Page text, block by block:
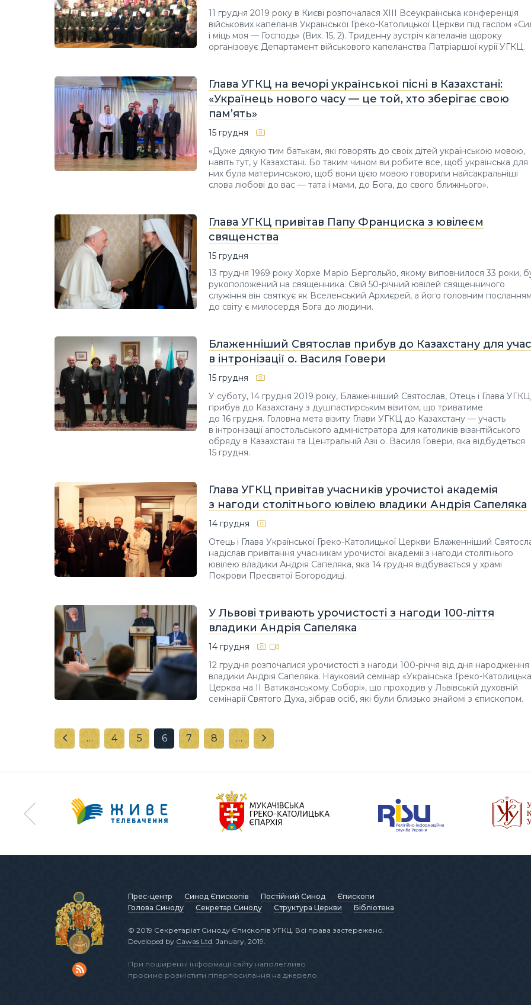
11 грудня 2019 року в Києві розпочалася ХІІІ Всеукраїнська конференція
військових капеланів Української Греко-Католицької Церкви під гаслом
і міць моя — Господь» (Вих. 15, 2). Триденну зустріч капеланів щороку
організовує Департамент військового капеланства Патріаршої курії УГКЦ.
Глава УГКЦ на вечорі української пісні в Казахстані:
«Українець нового часу — це той, хто зберігає свою
пам’ять»
15 грудня
«Дуже дякую тим батькам, які говорять до своїх дітей українською мовою,
навіть тут, у Казахстані. Бо таким чином ви робите все, щоб українська для
них була материнською, щоб вони цією мовою говорили найсакральніші
слова любові до вас — тата і мами, до Бога, до свого ближнього».
Глава УГКЦ привітав Папу Франциска з ювілеєм
священства
15 грудня
13 грудня 1969 року Хорхе Маріо Бергольйо, якому виповнилося 33 роки,
рукоположений на священника. Свій 50-річний ювілей священничого
служіння він святкує як Вселенський Архиєрей, а його головним
до світу є милосердя Бога до людини.
Блаженніший Святослав прибув до Казахстану для
в інтронізації о. Василя Говери
15 грудня
У суботу, 14 грудня 2019 року, Блаженніший Святослав, Отець і Глава
прибув до Казахстану з душпастирським візитом, що триватиме
до 16 грудня. Головна мета візиту Глави УГКЦ до Казахстану — участь
в інтронізації апостольського адміністратора для католиків візантійського
обряду в Казахстані та Центральній Азії о. Василя Говери, яка відбудеться
15 грудня.
Глава УГКЦ привітав учасників урочистої академія
з нагоди столітнього ювілею владики Андрія Сапеляка
14 грудня
Отець і Глава Української Греко-Католицької Церкви Блаженніший
надіслав привітання учасникам урочистої академії з нагоди столітнього
ювілею владики Андрія Сапеляка, яка 14 грудня відбувається у храмі
Покрови Пресвятої Богородиці.
У Львові тривають урочистості з нагоди 100-ліття
владики Андрія Сапеляка
14 грудня
12 грудня розпочалися урочистості з нагоди 100-річчя від дня народження
владики Андрія Сапеляка. Науковий семінар «Українська Греко-Католицька
Церква на ІІ Ватиканському Соборі», що проходив у Львівській духовній
семінарії Святого Духа, зібрав осіб, які були близько знайомі з єпископом.
… 4 5 6 7 8 …
Прес-центр Синод Єпископів Постійний Синод
Єпископи
Голова Синоду
Секретар Синоду Структура Церкви Бібліотека
© 2019 Секретаріат Синоду Єпископів УГКЦ. Всі права застережено.
Developed by Cawas Ltd. January, 2019.
При поширенні інформації сайту наполегливо
просимо розмістити гіперпосилання на джерело.